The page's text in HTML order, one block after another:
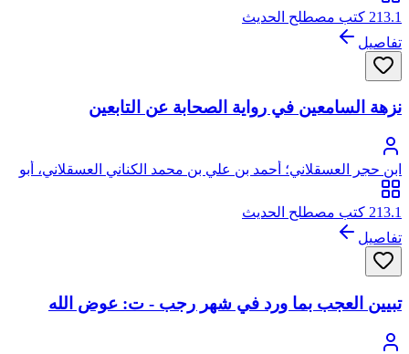
213.1 كتب مصطلح الحديث
تفاصيل
نزهة السامعين في رواية الصحابة عن التابعين
ابن حجر العسقلاني؛ أحمد بن علي بن محمد الكناني العسقلاني، أبو
الفضل، شهاب الدين، ابن حجر
213.1 كتب مصطلح الحديث
تفاصيل
تبيين العجب بما ورد في شهر رجب - ت: عوض الله